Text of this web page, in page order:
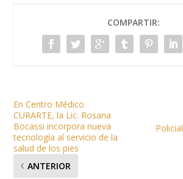
COMPARTIR:
En Centro Médico
CURARTE, la Lic. Rosana
Bocassi incorpora nueva
tecnología al servicio de la
salud de los pies
ANTERIOR